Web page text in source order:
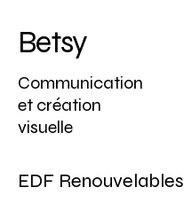
Betsy
Communication
et création
visuelle
EDF Renouvelables